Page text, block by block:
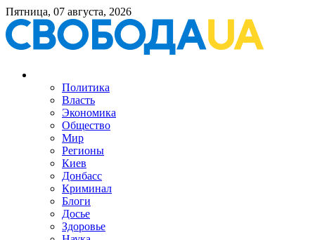
Пятница, 07 августа, 2026
Политика
Власть
Экономика
Общество
Мир
Регионы
Киев
Донбасс
Криминал
Блоги
Досье
Здоровье